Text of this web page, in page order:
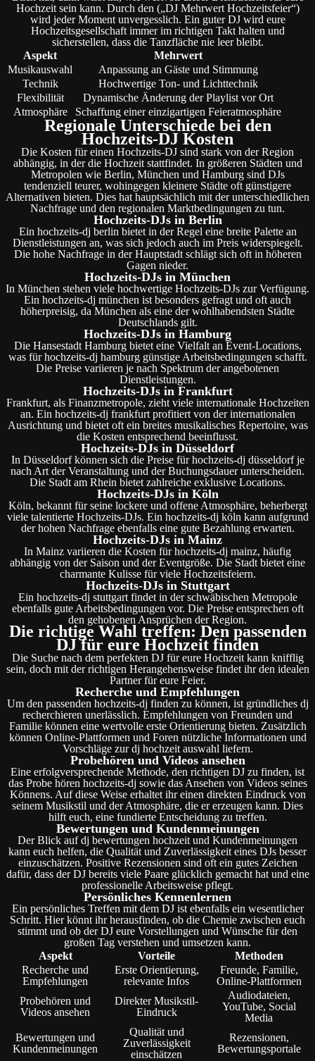
Hochzeit sein kann. Durch den („DJ Mehrwert Hochzeitsfeier“)
wird jeder Moment unvergesslich. Ein guter DJ wird eure
Hochzeitsgesellschaft immer im richtigen Takt halten und
sicherstellen, dass die Tanzfläche nie leer bleibt.
Aspekt
Mehrwert
Musikauswahl
Anpassung an Gäste und Stimmung
Technik
Hochwertige Ton- und Lichttechnik
Flexibilität
Dynamische Änderung der Playlist vor Ort
Atmosphäre
Schaffung einer einzigartigen Feieratmosphäre
Regionale Unterschiede bei den
Hochzeits-DJ Kosten
Die Kosten für einen Hochzeits-DJ sind stark von der Region
abhängig, in der die Hochzeit stattfindet. In größeren Städten und
Metropolen wie Berlin, München und Hamburg sind DJs
tendenziell teurer, wohingegen kleinere Städte oft günstigere
Alternativen bieten. Dies hat hauptsächlich mit der unterschiedlichen
Nachfrage und den regionalen Marktbedingungen zu tun.
Hochzeits-DJs in Berlin
Ein hochzeits-dj berlin bietet in der Regel eine breite Palette an
Dienstleistungen an, was sich jedoch auch im Preis widerspiegelt.
Die hohe Nachfrage in der Hauptstadt schlägt sich oft in höheren
Gagen nieder.
Hochzeits-DJs in München
In München stehen viele hochwertige Hochzeits-DJs zur Verfügung.
Ein hochzeits-dj münchen ist besonders gefragt und oft auch
höherpreisig, da München als eine der wohlhabendsten Städte
Deutschlands gilt.
Hochzeits-DJs in Hamburg
Die Hansestadt Hamburg bietet eine Vielfalt an Event-Locations,
was für hochzeits-dj hamburg günstige Arbeitsbedingungen schafft.
Die Preise variieren je nach Spektrum der angebotenen
Dienstleistungen.
Hochzeits-DJs in Frankfurt
Frankfurt, als Finanzmetropole, zieht viele internationale Hochzeiten
an. Ein hochzeits-dj frankfurt profitiert von der internationalen
Ausrichtung und bietet oft ein breites musikalisches Repertoire, was
die Kosten entsprechend beeinflusst.
Hochzeits-DJs in Düsseldorf
In Düsseldorf können sich die Preise für hochzeits-dj düsseldorf je
nach Art der Veranstaltung und der Buchungsdauer unterscheiden.
Die Stadt am Rhein bietet zahlreiche exklusive Locations.
Hochzeits-DJs in Köln
Köln, bekannt für seine lockere und offene Atmosphäre, beherbergt
viele talentierte Hochzeits-DJs. Ein hochzeits-dj köln kann aufgrund
der hohen Nachfrage ebenfalls eine gute Bezahlung erwarten.
Hochzeits-DJs in Mainz
In Mainz variieren die Kosten für hochzeits-dj mainz, häufig
abhängig von der Saison und der Eventgröße. Die Stadt bietet eine
charmante Kulisse für viele Hochzeitsfeiern.
Hochzeits-DJs in Stuttgart
Ein hochzeits-dj stuttgart findet in der schwäbischen Metropole
ebenfalls gute Arbeitsbedingungen vor. Die Preise entsprechen oft
den gehobenen Ansprüchen der Region.
Die richtige Wahl treffen: Den passenden
DJ für eure Hochzeit finden
Die Suche nach dem perfekten DJ für eure Hochzeit kann knifflig
sein, doch mit der richtigen Herangehensweise findet ihr den idealen
Partner für eure Feier.
Recherche und Empfehlungen
Um den passenden hochzeits-dj finden zu können, ist gründliches dj
recherchieren unerlässlich. Empfehlungen von Freunden und
Familie können eine wertvolle erste Orientierung bieten. Zusätzlich
können Online-Plattformen und Foren nützliche Informationen und
Vorschläge zur dj hochzeit auswahl liefern.
Probehören und Videos ansehen
Eine erfolgversprechende Methode, den richtigen DJ zu finden, ist
das Probe hören hochzeits-dj sowie das Ansehen von Videos seines
Könnens. Auf diese Weise erhaltet ihr einen direkten Eindruck von
seinem Musikstil und der Atmosphäre, die er erzeugen kann. Dies
hilft euch, eine fundierte Entscheidung zu treffen.
Bewertungen und Kundenmeinungen
Der Blick auf dj bewertungen hochzeit und Kundenmeinungen
kann euch helfen, die Qualität und Zuverlässigkeit eines DJs besser
einzuschätzen. Positive Rezensionen sind oft ein gutes Zeichen
dafür, dass der DJ bereits viele Paare glücklich gemacht hat und eine
professionelle Arbeitsweise pflegt.
Persönliches Kennenlernen
Ein persönliches Treffen mit dem DJ ist ebenfalls ein wesentlicher
Schritt. Hier könnt ihr herausfinden, ob die Chemie zwischen euch
stimmt und ob der DJ eure Vorstellungen und Wünsche für den
großen Tag verstehen und umsetzen kann.
Aspekt
Vorteile
Methoden
Recherche und
Empfehlungen
Erste Orientierung,
relevante Infos
Freunde, Familie,
Online-Plattformen
Probehören und
Videos ansehen
Direkter Musikstil-
Eindruck
Audiodateien,
YouTube, Social
Media
Bewertungen und
Kundenmeinungen
Qualität und
Zuverlässigkeit
einschätzen
Rezensionen,
Bewertungsportale